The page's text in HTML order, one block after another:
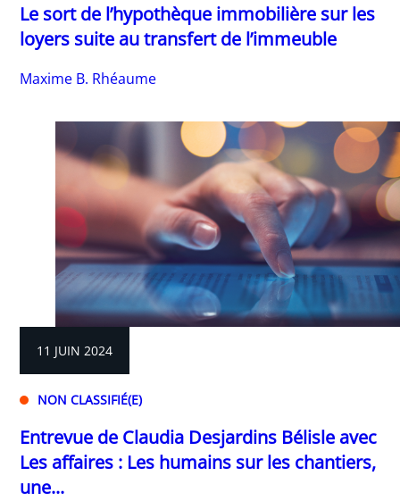
Le sort de l’hypothèque immobilière sur les
loyers suite au transfert de l’immeuble
Maxime B. Rhéaume
11 JUIN 2024
NON CLASSIFIÉ(E)
Entrevue de Claudia Desjardins Bélisle avec
Les affaires : Les humains sur les chantiers,
une...